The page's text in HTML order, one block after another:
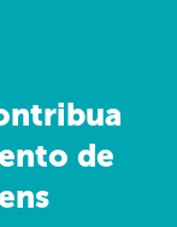
de